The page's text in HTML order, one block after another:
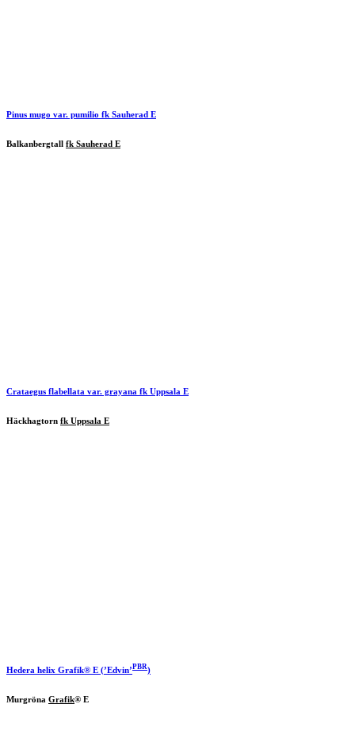
Pinus mugo var. pumilio fk Sauherad E
Balkanbergtall fk Sauherad E
Crataegus flabellata var. grayana fk Uppsala E
Häckhagtorn fk Uppsala E
Hedera helix Grafik® E (’Edvin’PBR)
Murgröna Grafik® E